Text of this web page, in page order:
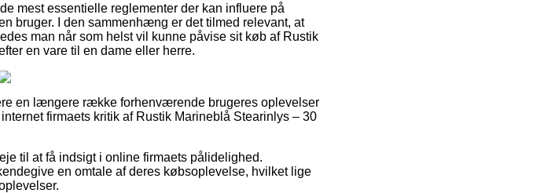
mest essentielle reglementer der kan influere på
bruger. I den sammenhæng er det tilmed relevant, at
man når som helst vil kunne påvise sit køb af Rustik
en vare til en dame eller herre.
en længere række forhenværende brugeres oplevelser
firmaets kritik af Rustik Marineblå Stearinlys – 30
til at få indsigt i online firmaets pålidelighed.
en omtale af deres købsoplevelse, hvilket lige